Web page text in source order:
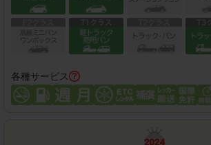
各種サービス